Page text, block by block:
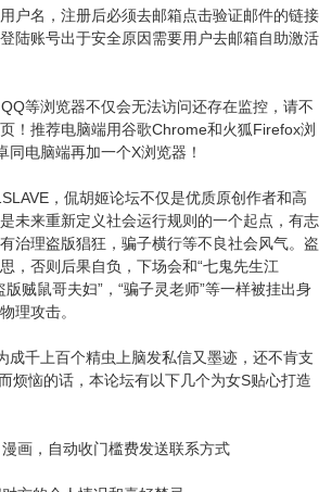
户名，注册后必须去邮箱点击验证邮件的链接
陆账号出于安全原因需要用户去邮箱自助激活
等浏览器不仅会无法访问还存在监控，请不
！推荐电脑端用谷歌Chrome和火狐Firefox浏
同电脑端再加一个X浏览器！
，侃胡姬论坛不仅是优质原创作者和高
未来重新定义社会运行规则的一个起点，有志
治理盗版猖狂，骗子横行等不良社会风气。盗
，否则后果自负，下场会和“七鬼先生江
版贼鼠哥夫妇”，“骗子灵老师”等一样被挂出身
理攻击。
成千上百个精虫上脑发私信又墨迹，还不肯支
烦恼的话，本论坛有以下几个为女S贴心打造
画，自动收门槛费发送联系方式